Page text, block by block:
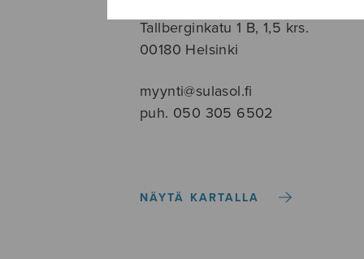
Tallberginkatu 1 B, 1,5 krs.
00180 Helsinki
myynti@sulasol.fi
puh. 050 305 6502
NÄYTÄ KARTALLA